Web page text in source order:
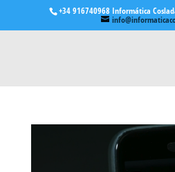
+34 916740968 Informática